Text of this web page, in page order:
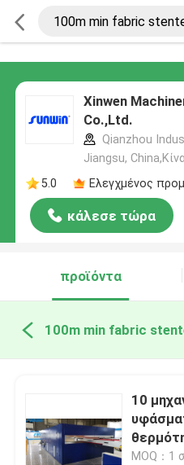
Xinwen
Co.,Ltd.
Qianzhou
Jiangsu,
5.0
Ελεγχμένος
κάλεσε τώρα
προϊόντα
10
100m/
MOQ：1